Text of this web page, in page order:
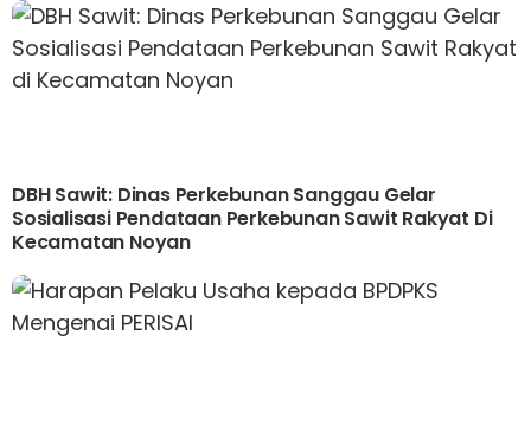
DBH Sawit: Dinas Perkebunan Sanggau Gelar
Sosialisasi Pendataan Perkebunan Sawit Rakyat Di
Kecamatan Noyan